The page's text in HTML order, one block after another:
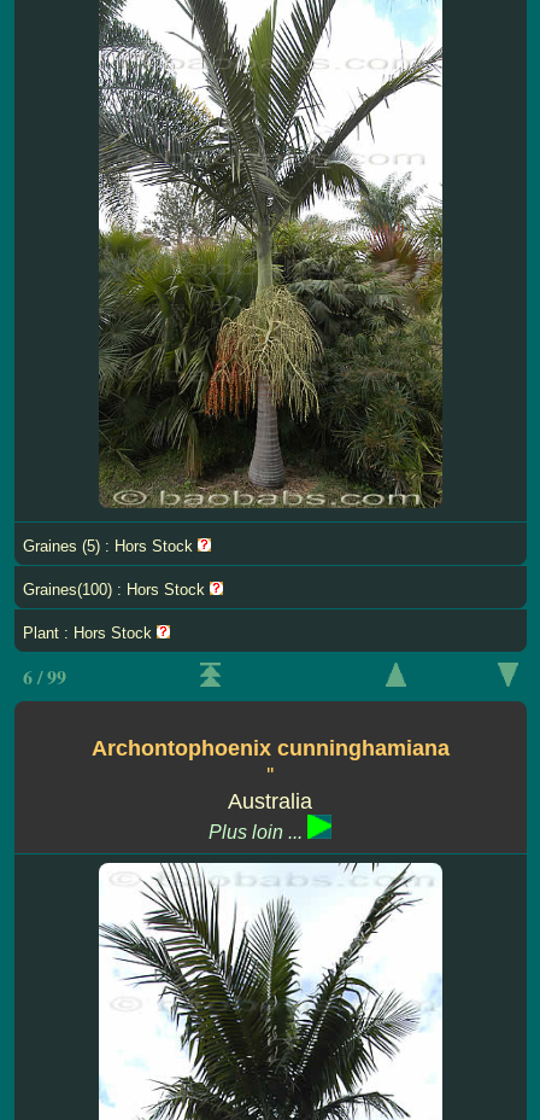
Graines (5) : Hors Stock
Graines(100) : Hors Stock
Plant : Hors Stock
6 / 99
Archontophoenix cunninghamiana
''
Australia
Plus loin ...